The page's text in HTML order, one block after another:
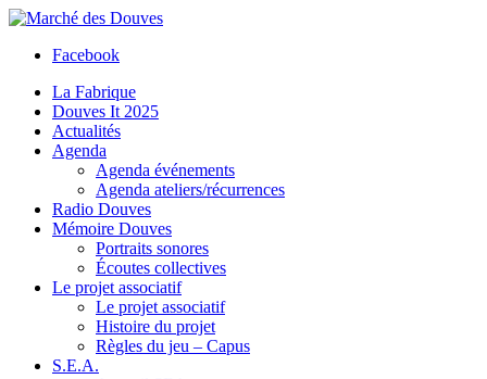
Facebook
La Fabrique
Douves It 2025
Actualités
Agenda
Agenda événements
Agenda ateliers/récurrences
Radio Douves
Mémoire Douves
Portraits sonores
Écoutes collectives
Le projet associatif
Le projet associatif
Histoire du projet
Règles du jeu – Capus
S.E.A.